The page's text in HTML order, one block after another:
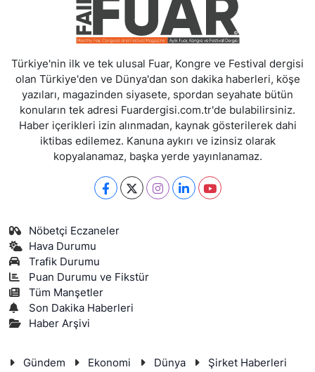
Türkiye'nin ilk ve tek ulusal Fuar, Kongre ve Festival dergisi
olan Türkiye'den ve Dünya'dan son dakika haberleri, köşe
yazıları, magazinden siyasete, spordan seyahate bütün
konuların tek adresi Fuardergisi.com.tr'de bulabilirsiniz.
Haber içerikleri izin alınmadan, kaynak gösterilerek dahi
iktibas edilemez. Kanuna aykırı ve izinsiz olarak
kopyalanamaz, başka yerde yayınlanamaz.
Nöbetçi Eczaneler
Hava Durumu
Trafik Durumu
Puan Durumu ve Fikstür
Tüm Manşetler
Son Dakika Haberleri
Haber Arşivi
Gündem Ekonomi Dünya Şirket Haberleri